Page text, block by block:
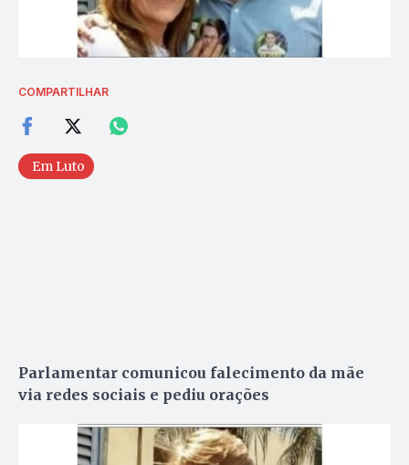
COMPARTILHAR
Em Luto
Parlamentar comunicou falecimento da mãe
via redes sociais e pediu orações